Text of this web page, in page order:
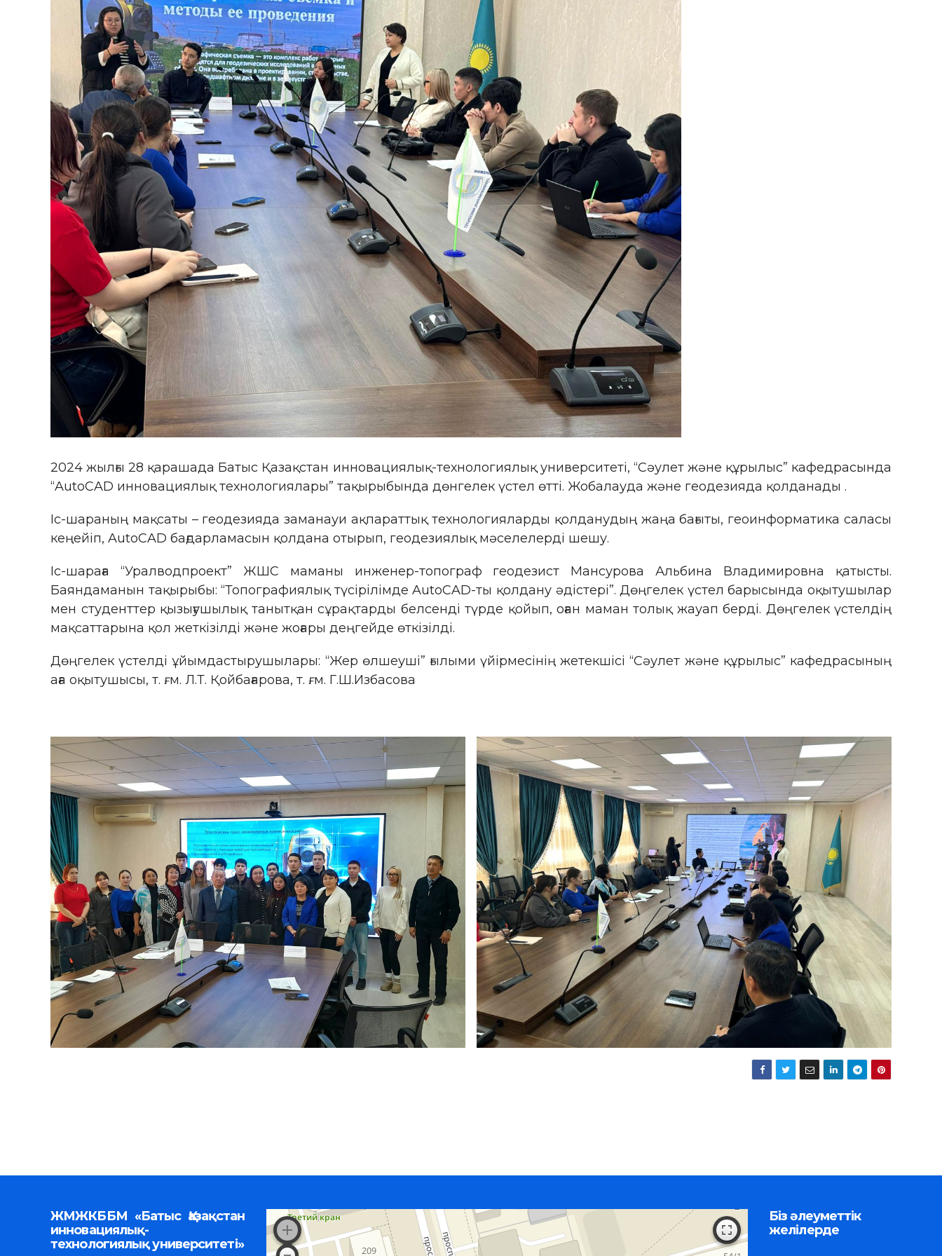
2024 жылғы 28 қарашада Батыс Қазақстан инновациялық-технологиялық университеті, “Сәулет және құрылыс” кафедрасында
“AutoCAD инновациялық технологиялары” тақырыбында дөнгелек үстел өтті. Жобалауда және геодезияда қолданады .
Іс-шараның мақсаты – геодезияда заманауи ақпараттық технологияларды қолданудың жаңа бағыты, геоинформатика саласы
кеңейіп, AutoCAD бағдарламасын қолдана отырып, геодезиялық мәселелерді шешу.
Іс-шараға “Уралводпроект” ЖШС маманы инженер-топограф геодезист Мансурова Альбина Владимировна қатысты.
Баяндаманын тақырыбы: “Топографиялық түсірілімде AutoCAD-ты қолдану әдістері”. Дөңгелек үстел барысында оқытушылар
мен студенттер қызығушылық танытқан сұрақтарды белсенді түрде қойып, оған маман толық жауап берді. Дөңгелек үстелдің
мақсаттарына қол жеткізілді және жоғары деңгейде өткізілді.
Дөңгелек үстелді ұйымдастырушылары: “Жер өлшеуші” ғылыми үйірмесінің жетекшісі “Сәулет және құрылыс” кафедрасының
аға оқытушысы, т. ғ. м. Л.Т. Қойбағарова, т. ғ. м. Г.Ш.Избасова
ЖМЖКББМ «Батыс Қазақстан
инновациялық-
технологиялық университеті»
Біз әлеуметтік
желілерде